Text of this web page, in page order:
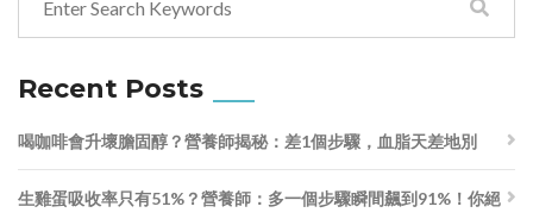
Recent Posts
喝咖啡會升壞膽固醇？營養師揭秘：差1個步驟，血脂天差地別
生雞蛋吸收率只有51%？營養師：多一個步驟瞬間飆到91%！你絕